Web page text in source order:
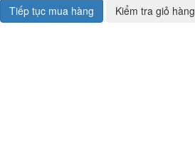
Tiếp tục mua hàng
Kiểm tra giỏ hàng